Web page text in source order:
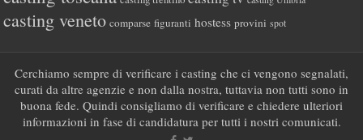
casting veneto comparse figuranti hostess provini spot
Cerchiamo sempre di verificare i casting che ci vengono segnalati,
curati da altre agenzie e non dalla nostra, tuttavia non tutti sono in
buona fede. Quindi consigliamo di verificare e chiedere ulteriori
informazioni in fase di candidatura per tutti i nostri comunicati.